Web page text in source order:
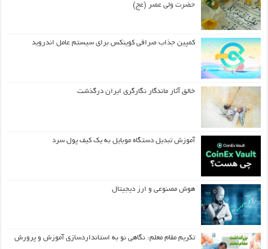
حضرت ولی عصر (عج)
کمپین جذاب صرافی کوینکس برای سیستم عامل اندروید
خالق آثار ماندگار نگارگری ایران درگذشت
آموزش تبدیل دستگاه موبایل به یک کیف‌ پول سرد
هوش مصنوعی و ارز دیجیتال
تکریم مقام معلم: نگاهی نو به استانداردسازی آموزش و پرورش